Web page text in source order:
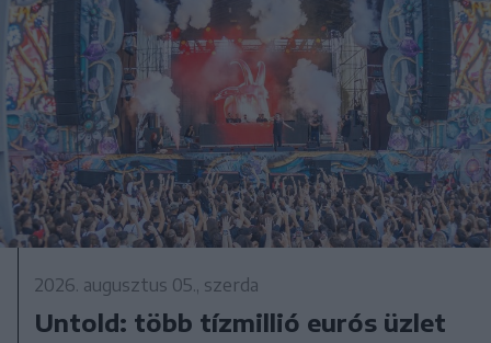
2026. augusztus 05., szerda
Untold: több tízmillió eurós üzlet